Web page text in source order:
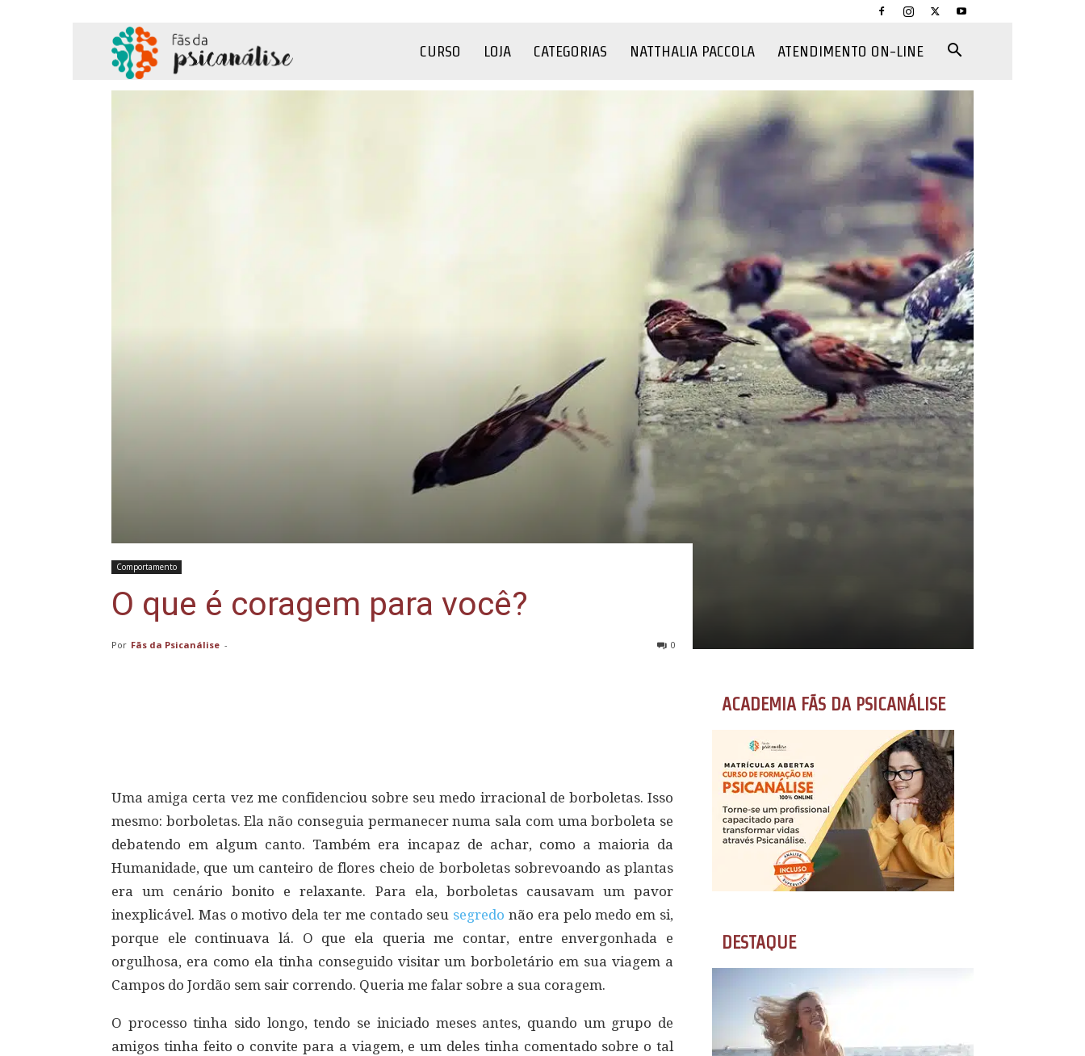
CURSO LOJA CATEGORIAS NATTHALIA PACCOLA ATENDIMENTO ON-LINE
Comportamento
O que é coragem para você?
Por Fãs da Psicanálise - 0
Uma amiga certa vez me confidenciou sobre seu medo irracional de borboletas. Isso
mesmo: borboletas. Ela não conseguia permanecer numa sala com uma borboleta se
debatendo em algum canto. Também era incapaz de achar, como a maioria da
Humanidade, que um canteiro de flores cheio de borboletas sobrevoando as plantas
era um cenário bonito e relaxante. Para ela, borboletas causavam um pavor
inexplicável. Mas o motivo dela ter me contado seu segredo não era pelo medo em si,
porque ele continuava lá. O que ela queria me contar, entre envergonhada e
orgulhosa, era como ela tinha conseguido visitar um borboletário em sua viagem a
Campos do Jordão sem sair correndo. Queria me falar sobre a sua coragem.
O processo tinha sido longo, tendo se iniciado meses antes, quando um grupo de
amigos tinha feito o convite para a viagem, e um deles tinha comentado sobre o tal
ACADEMIA FÃS DA PSICANÁLISE
DESTAQUE